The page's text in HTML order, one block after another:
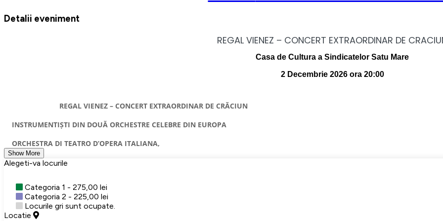
Detalii eveniment
REGAL VIENEZ – CONCERT EXTRAORDINAR DE
Casa de Cultura a Sindicatelor Satu Mare
2 Decembrie 2026 ora 20:00
REGAL VIENEZ – CONCERT EXTRAORDINAR DE CRĂCIUN
INSTRUMENTIȘTI DIN DOUĂ ORCHESTRE CELEBRE DIN EUROPA
ORCHESTRA DI TEATRO D’OPERA ITALIANA,
Show More
Alegeti-va locurile
Categoria 1 - 275,00 lei
Categoria 2 - 225,00 lei
Locurile gri sunt ocupate.
Locatie